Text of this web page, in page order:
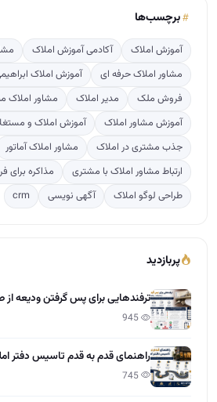
برچسب‌ها
آموزش املاک آکادمی آموزش املاک
مشاور املاک حرفه ای
آموزش املاک
فروش ملک
مدیر املاک
مشاور املاک
آموزش مشاور املاک
آموزش املاک و
جذب مشتری در املاک
مشاور املاک آماتور
ارتباط مشاور املاک با مشتری
مذاکره برای
طراحی لوگو املاک
آگهی نویسی crm
پربازدید
ترفندهایی برای پس گرفتن ودیعه از
راهنمای قدم به قدم تاسیس دفتر